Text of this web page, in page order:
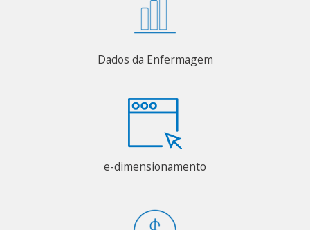
Dados da Enfermagem
e-dimensionamento